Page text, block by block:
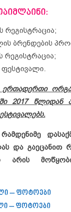
რეგისტრაცია;
ბრენდების
რეგისტრაცია;
ფესტივალი.
ერთადერთი
2017 წლიდან
და გაეცანით
– ფოტოები
– ფოტოები